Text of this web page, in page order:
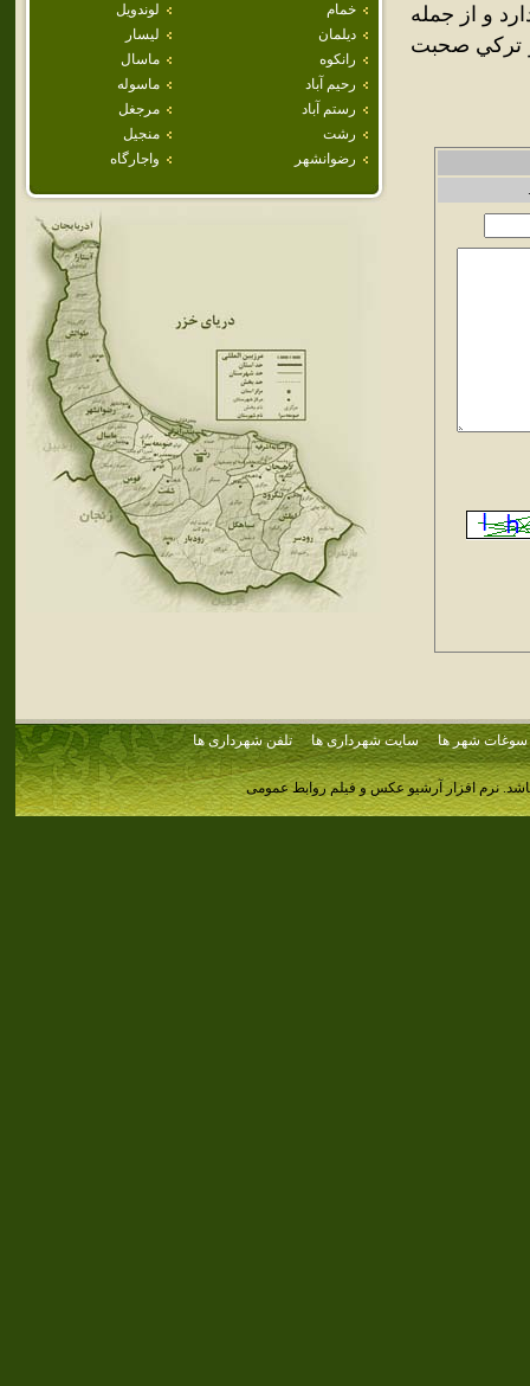
خمام
لوندويل
ديلمان
ليسار
رانكوه
ماسال
رحيم آباد
ماسوله
رستم آباد
مرجغل
رشت
منجيل
رضوانشهر
واجارگاه
و از جمله
و ترکي صحبت
سوغات شهر ها سایت شهرداری ها تلفن شهرداری ها
نرم افزار آرشیو عکس و فیلم روابط عمومی